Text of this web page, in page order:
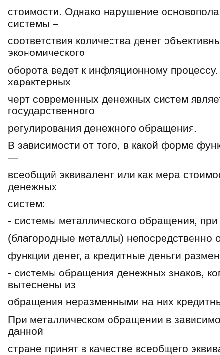
стоимости. Однако нарушение
системы –
соответствия количества денег
экономического
оборота ведет к инфляционному
характерных
черт современных денежных систем
государственного
регулирования денежного обращения.
В зависимости от того, в какой форме
—
всеобщий эквивалент или как мера
денежных
систем:
- системы металлического обращения,
(благородные металлы) непосредственно
функции денег, а кредитные деньги
- системы обращения денежных знаков,
вытеснены из
обращения неразменными на них
При металлическом обращении в
данной
стране принят в качестве всеобщего